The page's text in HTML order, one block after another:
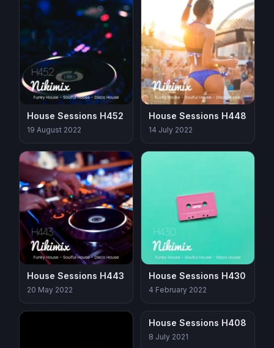
House Sessions H452
19 August 2022
House Sessions H448
14 July 2022
House Sessions H443
20 May 2022
House Sessions H430
4 February 2022
House Sessions H408
8 July 2021